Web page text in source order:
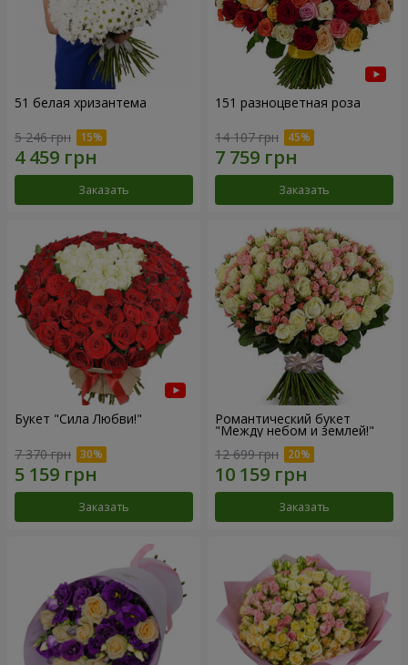
51 белая хризантема
5 246 грн
Заказать
151 разноцветная роза
14 107 грн
Заказать
Букет "Сила Любви!"
7 370 грн
Заказать
Романтический букет
"Между небом и землей!"
12 699 грн
Заказать